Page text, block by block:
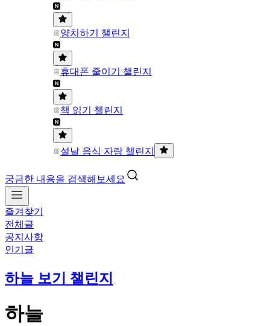
양치하기 챌린지
휴대폰 줄이기 챌린지
책 읽기 챌린지
설날 음식 자랑 챌린지
궁금한 내용을 검색해보세요
즐겨찾기
전체글
공지사항
인기글
하늘 보기 챌린지
하늘